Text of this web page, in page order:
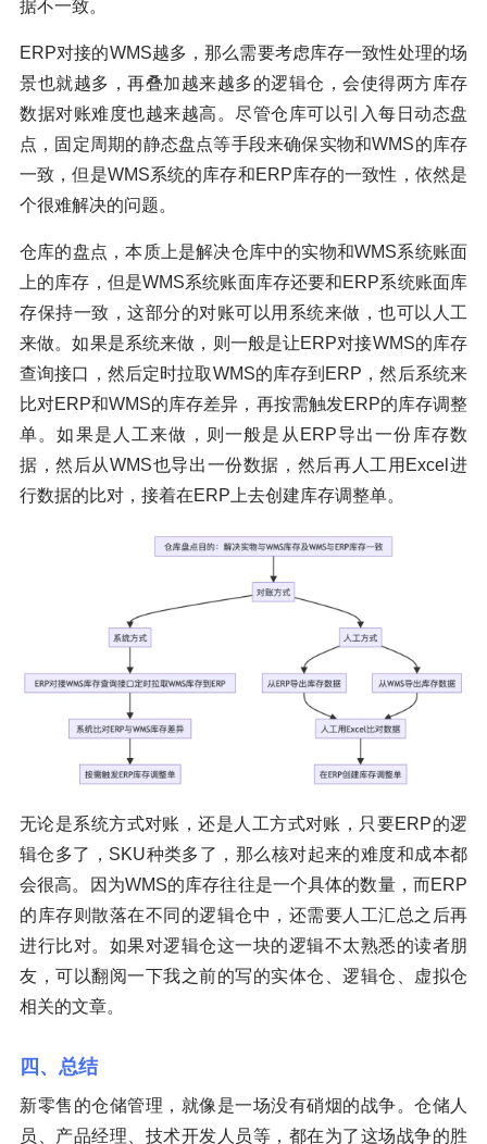
据不一致。
ERP对接的WMS越多，那么需要考虑库存一致性处理的场
景也就越多，再叠加越来越多的逻辑仓，会使得两方库存
数据对账难度也越来越高。尽管仓库可以引入每日动态盘
点，固定周期的静态盘点等手段来确保实物和WMS的库存
一致，但是WMS系统的库存和ERP库存的一致性，依然是
个很难解决的问题。
仓库的盘点，本质上是解决仓库中的实物和WMS系统账面
上的库存，但是WMS系统账面库存还要和ERP系统账面库
存保持一致，这部分的对账可以用系统来做，也可以人工
来做。如果是系统来做，则一般是让ERP对接WMS的库存
查询接口，然后定时拉取WMS的库存到ERP，然后系统来
比对ERP和WMS的库存差异，再按需触发ERP的库存调整
单。如果是人工来做，则一般是从ERP导出一份库存数
据，然后从WMS也导出一份数据，然后再人工用Excel进
行数据的比对，接着在ERP上去创建库存调整单。
无论是系统方式对账，还是人工方式对账，只要ERP的逻
辑仓多了，SKU种类多了，那么核对起来的难度和成本都
会很高。因为WMS的库存往往是一个具体的数量，而ERP
的库存则散落在不同的逻辑仓中，还需要人工汇总之后再
进行比对。如果对逻辑仓这一块的逻辑不太熟悉的读者朋
友，可以翻阅一下我之前的写的实体仓、逻辑仓、虚拟仓
相关的文章。
四、总结
新零售的仓储管理，就像是一场没有硝烟的战争。仓储人
员、产品经理、技术开发人员等，都在为了这场战争的胜